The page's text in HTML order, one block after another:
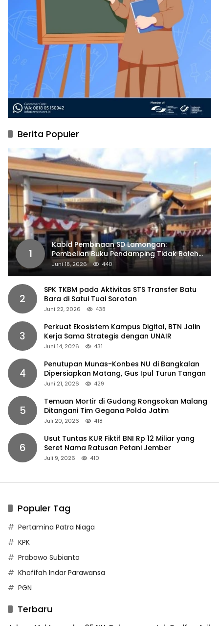
Berita Populer
1
Kabid Pembinaan SD Lamongan:
Pembelian Buku Pendamping Tidak Boleh
Dipaksakan
Juni 18, 2026 440
2
SPK TKBM pada Aktivitas STS Transfer Batu
Bara di Satui Tuai Sorotan
Juni 22, 2026 438
3
Perkuat Ekosistem Kampus Digital, BTN Jalin
Kerja Sama Strategis dengan UNAIR
Juni 14, 2026 431
4
Penutupan Munas-Konbes NU di Bangkalan
Dipersiapkan Matang, Gus Ipul Turun Tangan
Juni 21, 2026 429
5
Temuan Mortir di Gudang Rongsokan Malang
Ditangani Tim Gegana Polda Jatim
Juli 20, 2026 418
6
Usut Tuntas KUR Fiktif BNI Rp 12 Miliar yang
Seret Nama Ratusan Petani Jember
Juli 9, 2026 410
Populer Tag
Pertamina Patra Niaga
KPK
Prabowo Subianto
Khofifah Indar Parawansa
PGN
Terbaru